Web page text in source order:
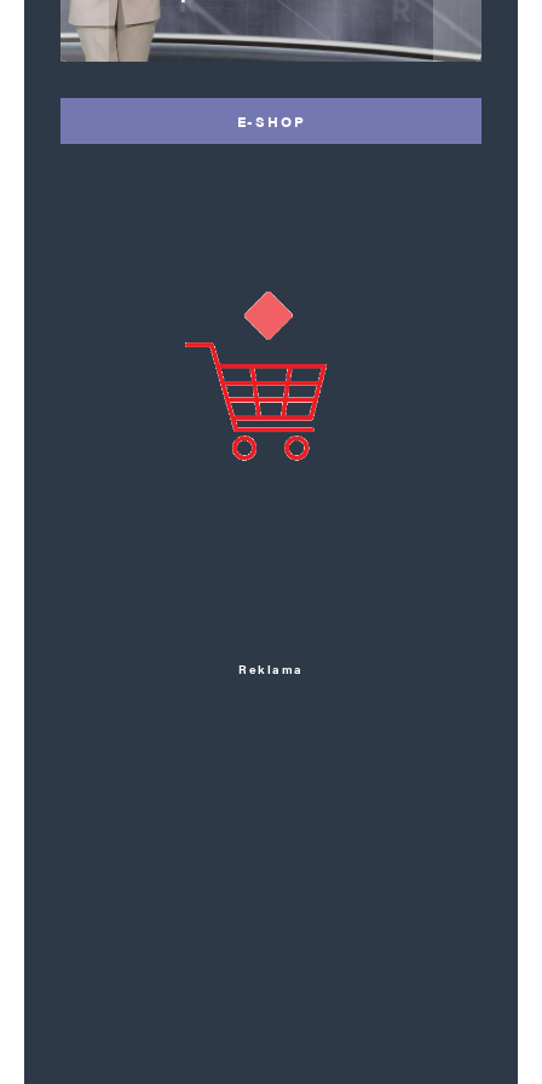
E-SHOP
Reklama